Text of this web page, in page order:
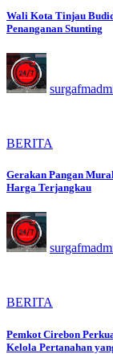
Wali Kota Tinjau
Penanganan Stunting
BERITA
Gerakan Pangan
Harga Terjangkau
BERITA
Pemkot Cirebon
Kelola Pertanahan